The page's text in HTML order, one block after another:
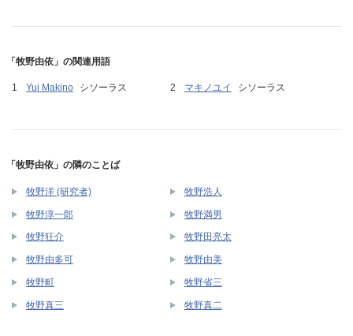
「牧野由依」の関連用語
Yui Makino シソーラス マキノユイ シソーラス
「牧野由依」の隣のことば
牧野洋 (研究者) 牧野浩人
牧野淳一郎 牧野満男
牧野狂介 牧野田亮太
牧野由多可 牧野由美
牧野町 牧野省三
牧野真三 牧野真二